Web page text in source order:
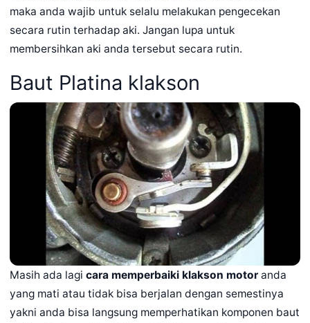
maka anda wajib untuk selalu melakukan pengecekan
secara rutin terhadap aki. Jangan lupa untuk
membersihkan aki anda tersebut secara rutin.
Baut Platina klakson
Masih ada lagi cara memperbaiki klakson motor anda
yang mati atau tidak bisa berjalan dengan semestinya
yakni anda bisa langsung memperhatikan komponen baut